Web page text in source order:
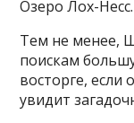
Озеро Лох-
Тем не менее,
поискам
восторге, если
увидит